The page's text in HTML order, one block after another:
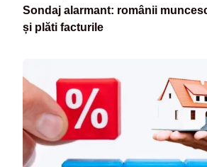
Sondaj alarmant: românii
și plăti facturile